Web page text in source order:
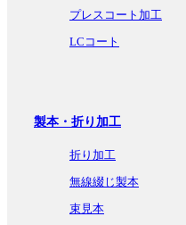
プレスコート加工
LCコート
製本・折り加工
折り加工
無線綴じ製本
束見本